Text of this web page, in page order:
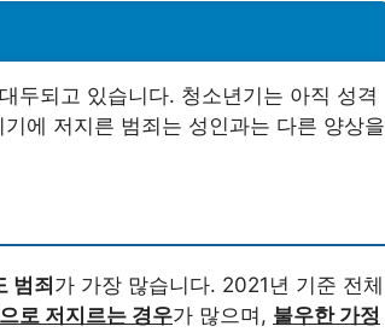
두되고 있습니다. 청소년기는 아직 성격
에 저지른 범죄는 성인과는 다른 양상을
범죄 가 가장 많습니다. 2021년 기준 전체
로 저지르는 경우가 많으며, 불우한 가정